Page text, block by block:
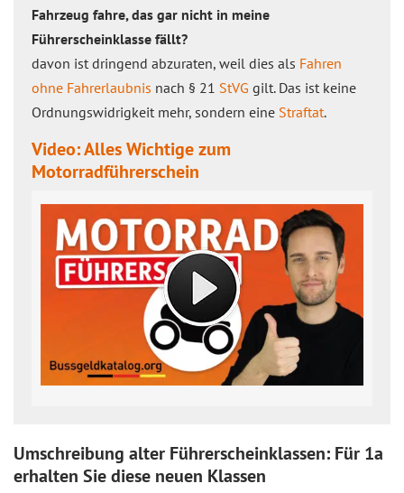
Fahrzeug fahre, das gar nicht in meine
Führerscheinklasse fällt?
davon ist dringend abzuraten, weil dies als Fahren
ohne Fahrerlaubnis nach § 21 StVG gilt. Das ist keine
Ordnungswidrigkeit mehr, sondern eine Straftat.
Video: Alles Wichtige zum
Motorradführerschein
Umschreibung alter Führerscheinklassen: Für 1a
erhalten Sie diese neuen Klassen